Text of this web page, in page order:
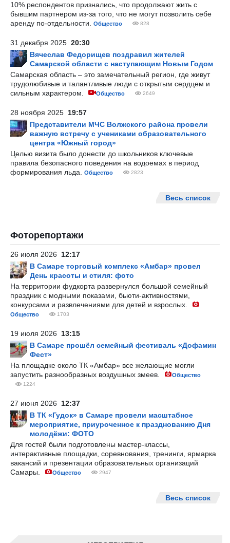
10% респондентов признались, что продолжают жить с
бывшим партнером из-за того, что не могут позволить себе
аренду по-отдельности.
Общество 828
31 декабря 2025 20:30
Вячеслав Федорищев поздравил жителей
Самарской области с наступающим Новым Годом
Самарская область – это замечательный регион, где живут
трудолюбивые и талантливые люди с открытым сердцем и
сильным характером.
Общество 2649
28 ноября 2025 19:57
Представители МЧС Волжского района провели
важную встречу с учениками образовательного
центра «Южный город»
Целью визита было донести до школьников ключевые
правила безопасного поведения на водоемах в период
формирования льда.
Общество 2823
Весь список
Фоторепортажи
26 июля 2026 12:17
В Самаре торговый комплекс «Амбар» провел
День красоты и стиля: фото
На территории фудкорта развернулся большой семейный
праздник с модными показами, бьюти-активностями,
конкурсами и развлечениями для детей и взрослых.
Общество 1703
19 июля 2026 13:15
В Самаре прошёл семейный фестиваль «Дофамин
Фест»
На площадке около ТК «Амбар» все желающие могли
запустить разнообразных воздушных змеев.
Общество
1224
27 июня 2026 12:37
В ТК «Гудок» в Самаре провели масштабное
мероприятие, приуроченное к празднованию Дня
молодёжи: ФОТО
Для гостей были подготовлены мастер-классы,
интерактивные площадки, соревнования, тренинги, ярмарка
вакансий и презентации образовательных организаций
Самары.
Общество 2947
Весь список